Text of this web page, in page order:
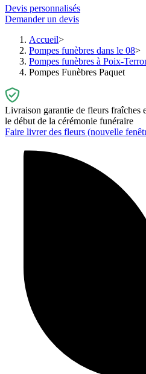
Devis personnalisés
Demander un devis
Accueil
Pompes funèbres dans le 08
Pompes funèbres à Poix-
Pompes Funèbres Paquet
Livraison garantie de fleurs fraîches
le début de la cérémonie funéraire
Faire livrer des fleurs (nouvelle